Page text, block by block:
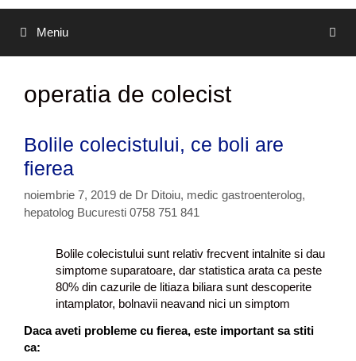
Meniu
operatia de colecist
Bolile colecistului, ce boli are
fierea
noiembrie 7, 2019 de Dr Ditoiu, medic gastroenterolog,
hepatolog Bucuresti 0758 751 841
Bolile colecistului sunt relativ frecvent intalnite si dau
simptome suparatoare, dar statistica arata ca peste
80% din cazurile de litiaza biliara sunt descoperite
intamplator, bolnavii neavand nici un simptom
Daca aveti probleme cu fierea, este important sa stiti
ca: